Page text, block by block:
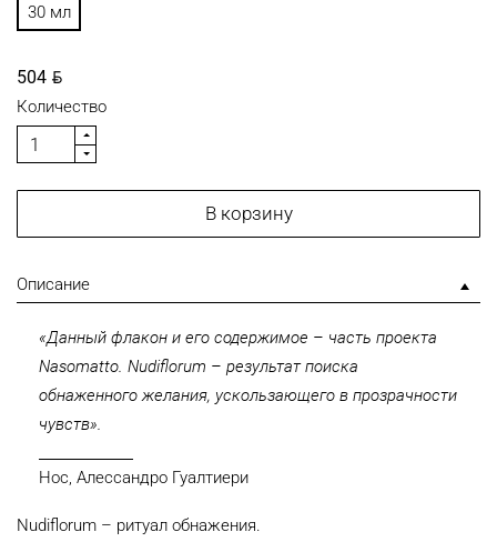
30 мл
504 BYN
Количество
В корзину
Описание
«Данный флакон и его содержимое – часть проекта
Nasomatto. Nudiflorum – результат поиска
обнаженного желания, ускользающего в прозрачности
чувств».
Нос, Алессандро Гуалтиери
Nudiflorum – ритуал обнажения.